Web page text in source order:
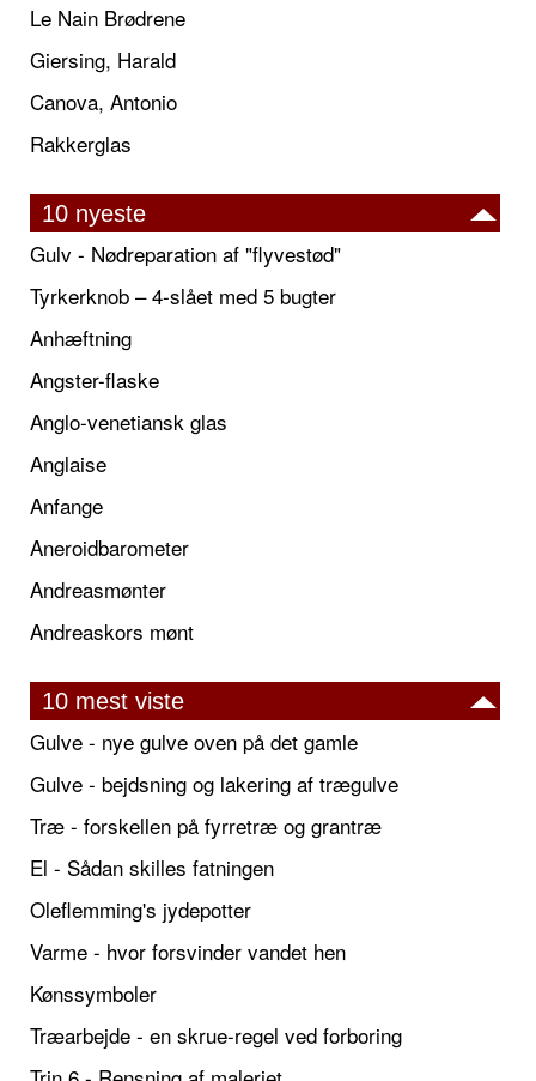
Le Nain Brødrene
Giersing, Harald
Canova, Antonio
Rakkerglas
10 nyeste
Gulv - Nødreparation af "flyvestød"
Tyrkerknob – 4-slået med 5 bugter
Anhæftning
Angster-flaske
Anglo-venetiansk glas
Anglaise
Anfange
Aneroidbarometer
Andreasmønter
Andreaskors mønt
10 mest viste
Gulve - nye gulve oven på det gamle
Gulve - bejdsning og lakering af trægulve
Træ - forskellen på fyrretræ og grantræ
El - Sådan skilles fatningen
Oleflemming's jydepotter
Varme - hvor forsvinder vandet hen
Kønssymboler
Træarbejde - en skrue-regel ved forboring